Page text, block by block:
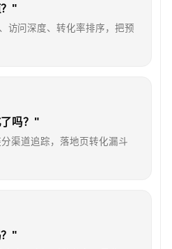
"
访问深度、转化率排序，把预
吗？"
渠道追踪，落地页转化漏斗
"